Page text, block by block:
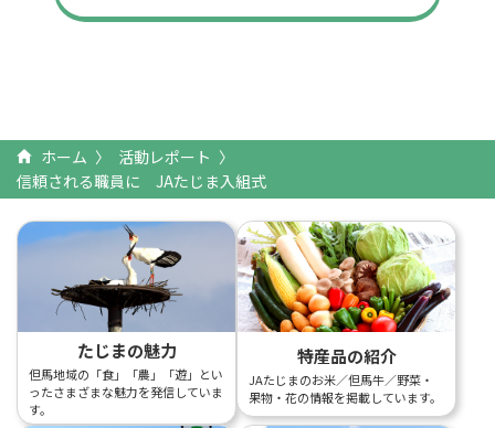
ホーム
活動レポート
信頼される職員に JAたじま入組式
たじまの魅力
但馬地域の「食」「農」「遊」とい
ったさまざまな魅力を発信していま
す。
特産品の紹介
JAたじまのお米／但馬牛／野菜・
果物・花の情報を掲載しています。